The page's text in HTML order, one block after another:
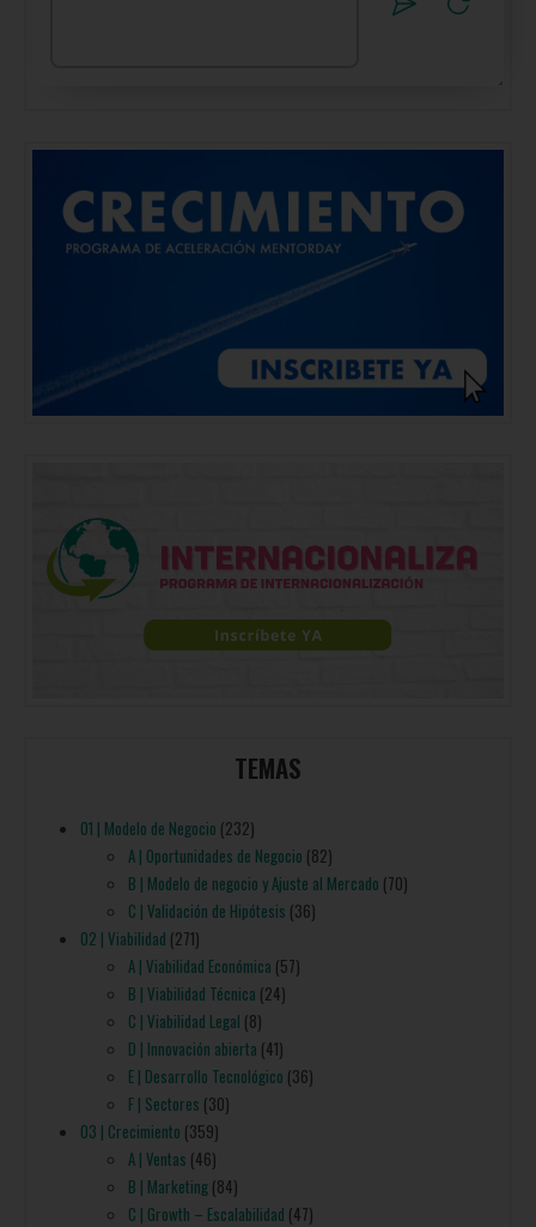
TEMAS
01 | Modelo de Negocio (232)
A | Oportunidades de Negocio (82)
B | Modelo de negocio y Ajuste al Mercado (70)
C | Validación de Hipótesis (36)
02 | Viabilidad (271)
A | Viabilidad Económica (57)
B | Viabilidad Técnica (24)
C | Viabilidad Legal (8)
D | Innovación abierta (41)
E | Desarrollo Tecnológico (36)
F | Sectores (30)
03 | Crecimiento (359)
A | Ventas (46)
B | Marketing(84)
C | Growth – Escalabilidad (47)